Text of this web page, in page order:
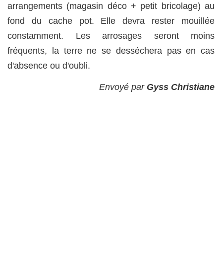
arrangements (magasin déco + petit bricolage) au
fond du cache pot. Elle devra rester mouillée
constamment. Les arrosages seront moins
fréquents, la terre ne se desséchera pas en cas
d'absence ou d'oubli.
Envoyé par Gyss Christiane